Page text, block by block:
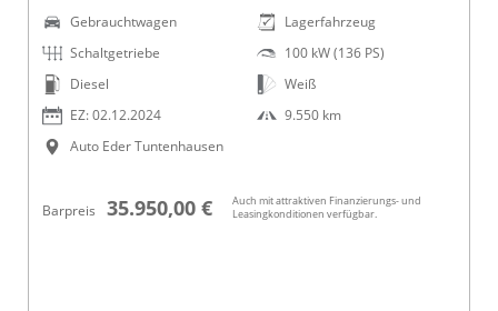
Gebrauchtwagen
Schaltgetriebe
Diesel
EZ: 02.12.2024
Auto Eder Tuntenhausen
Lagerfahrzeug
100 kW (136 PS)
Weiß
9.550 km
Barpreis 35.950,00 €
Auch mit attraktiven Finanzierungs- und
Leasingkonditionen verfügbar.